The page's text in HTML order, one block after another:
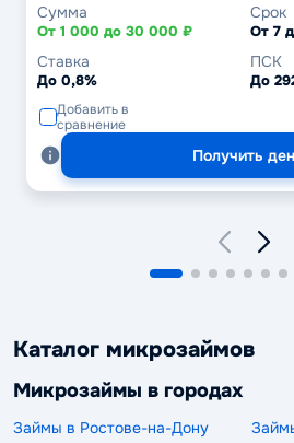
Сумма
От 1 000 до 30 000 ₽
Срок
От 7
Ставка
До 0,8%
ПСК
До
Добавить в
сравнение
Получить
Каталог микрозаймов
Микрозаймы в городах
Займы в Ростове-на-Дону